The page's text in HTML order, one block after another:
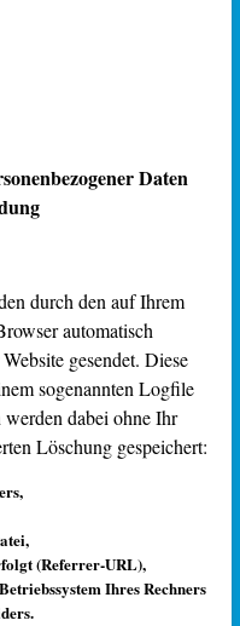
Daten
durch den auf Ihrem
automatisch
gesendet. Diese
sogenannten Logfile
dabei ohne Ihr
Löschung gespeichert:
(Referrer-URL),
Ihres Rechners